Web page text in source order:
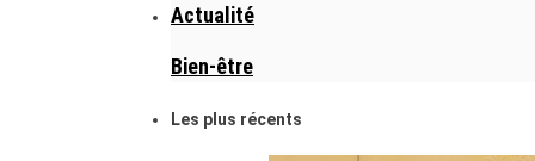
Actualité
Bien-être
Les plus récents